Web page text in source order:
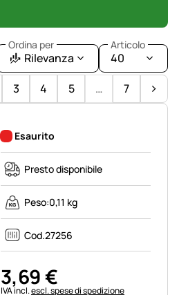
Ordina per
Rilevanza
Articolo
40
3 4 5 … 7
Esaurito
Presto disponibile
Peso:0,11 kg
Cod.27256
3,69€
Informazioni fiscali:
IVA incl.escl. spese di spedizione